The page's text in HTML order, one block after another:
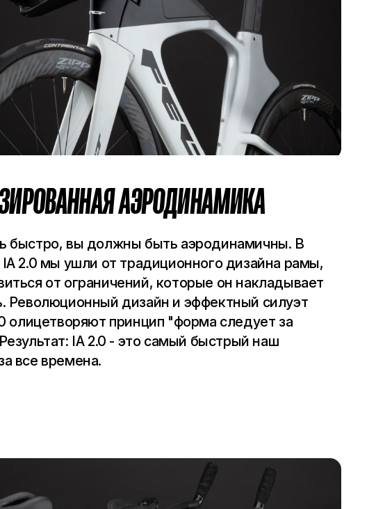
АЭРОДИНАМИКА
быстро, вы должны быть аэродинамичны. В
IA 2.0 мы ушли от традиционного дизайна рамы,
от ограничений, которые он накладывает
Революционный дизайн и эффектный силуэт
олицетворяют принцип "форма следует за
IA 2.0 - это самый быстрый наш
все времена.